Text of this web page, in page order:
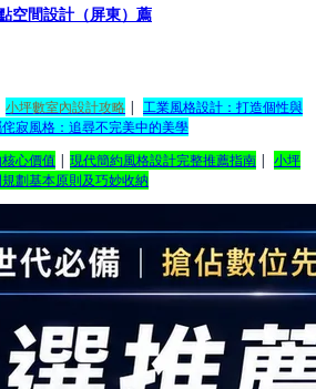
空間設計（屏東） 薦
小坪數室內設計攻略 | 工業風格設計：打造個性與
寂風格：追尋不完美中的美學
心價值 | 現代簡約風格設計完整推薦指南 | 小坪
劃基本原則及巧妙收納